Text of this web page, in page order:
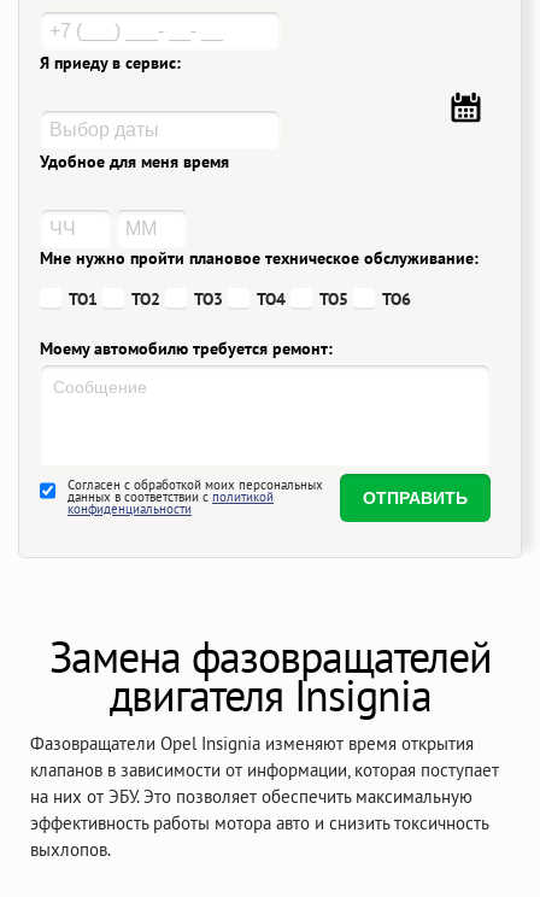
Я приеду в сервис:
Удобное для меня время
Мне нужно пройти плановое техническое обслуживание:
ТО1
ТО2 ТО3 ТО4 ТО5 ТО6
Моему автомобилю требуется ремонт:
Согласен с обработкой моих персональных
данных в соответствии с политикой
конфиденциальности
Замена фазовращателей
двигателя Insignia
Фазовращатели Opel Insignia изменяют время открытия
клапанов в зависимости от информации, которая поступает
на них от ЭБУ. Это позволяет обеспечить максимальную
эффективность работы мотора авто и снизить токсичность
выхлопов.